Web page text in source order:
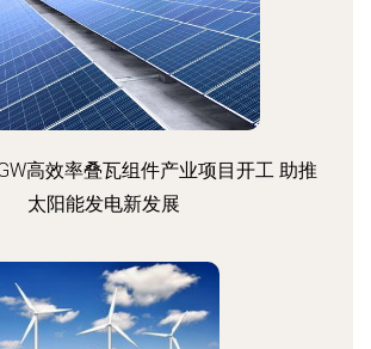
高效率叠瓦组件产业项目开工 助推
太阳能发电新发展